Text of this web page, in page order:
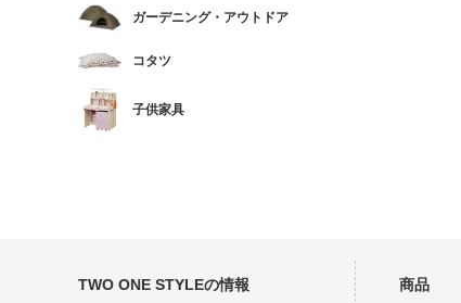
ガーデニング・アウトドア
コタツ
子供家具
TWO ONE STYLEの情報 商品